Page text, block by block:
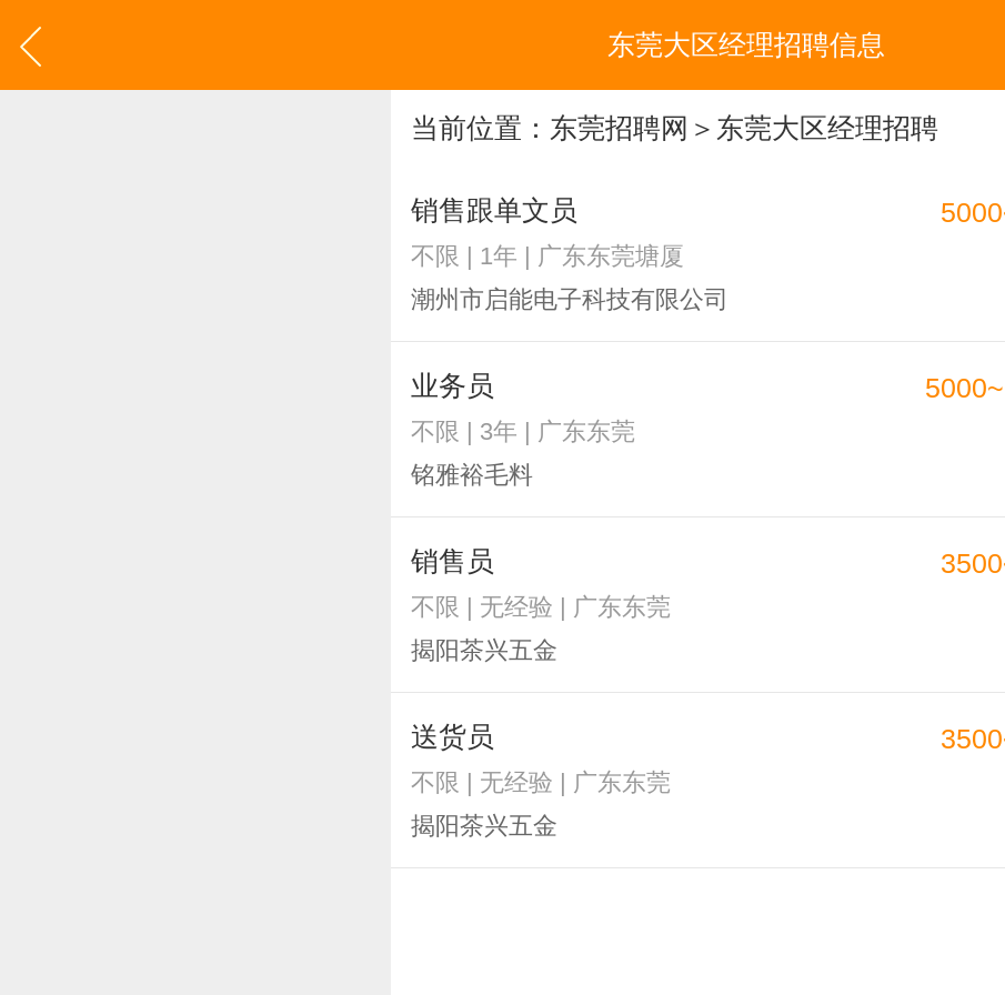
东莞大区经理招聘信息
当前位置： 东莞招聘网 ＞东莞大区经理招聘
销售跟单文员
不限 | 1年 | 广东东莞塘厦
潮州市启能电子科技有限公司
业务员
不限 | 3年 | 广东东莞
铭雅裕毛料
销售员
不限 | 无经验 | 广东东莞
揭阳茶兴五金
送货员
不限 | 无经验 | 广东东莞
揭阳茶兴五金